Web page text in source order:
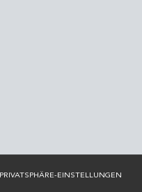
PRIVATSPHÄRE-EINSTELLUNGEN